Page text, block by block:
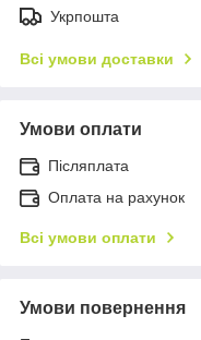
Укрпошта
Всі умови доставки
Умови оплати
Післяплата
Оплата на рахунок
Всі умови оплати
Умови повернення